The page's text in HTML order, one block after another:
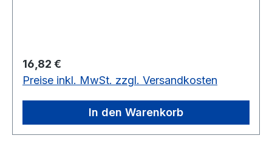
Regulärer Preis:
16,82 €
Preise inkl. MwSt. zzgl. Versandkosten
In den Warenkorb